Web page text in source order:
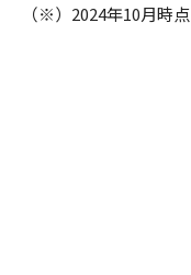
（※）2024年10月時点